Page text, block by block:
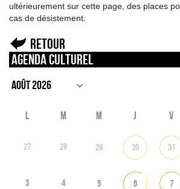
ultérieurement sur cette page, des places
cas de désistement.
Retour
Agenda culturel
L M M J V
27 28 29 30 31
3 4 5 6 7